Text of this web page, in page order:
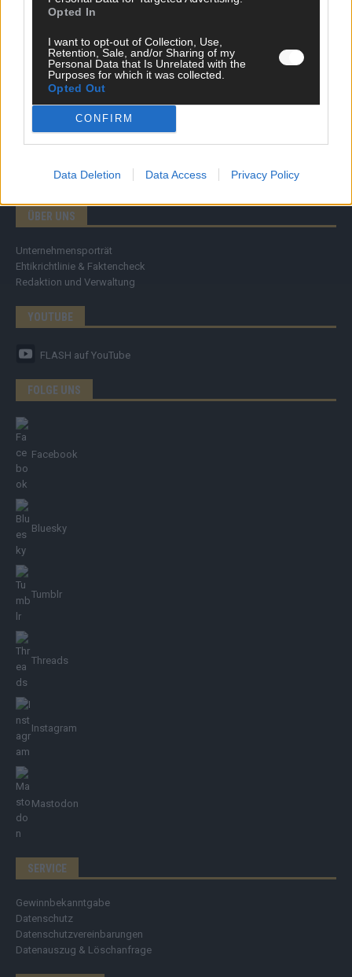
Opted In
I want to opt-out of Collection, Use,
Retention, Sale, and/or Sharing of my
Personal Data that Is Unrelated with the
Purposes for which it was collected.
Opted Out
CONFIRM
Data Deletion Data Access Privacy Policy
Meinung
Eurovision
FLASH – DAS VIDEOPORTAL
ÜBER UNS
Unternehmensporträt
Ehtikrichtlinie & Faktencheck
Redaktion und Verwaltung
YOUTUBE
FLASH auf YouTube
FOLGE UNS
Facebook
Bluesky
Tumblr
Threads
Instagram
Mastodon
SERVICE
Gewinnbekanntgabe
Datenschutz
Datenschutzvereinbarungen
Datenauszug & Löschanfrage